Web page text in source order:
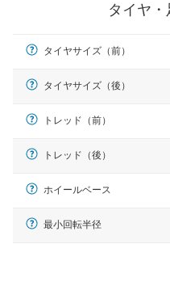
タイヤ
タイヤサイズ（前）
タイヤサイズ（後）
トレッド（前）
トレッド（後）
ホイールベース
最小回転半径